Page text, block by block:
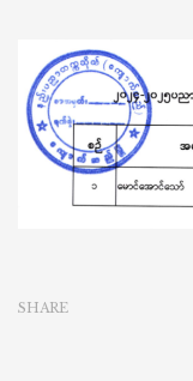
လူ
ကျ
SHARE